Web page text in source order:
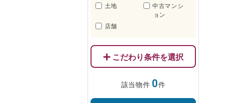
土地
中古マンシ
ョン
店舗
こだわり条件を選択
該当物件 0件